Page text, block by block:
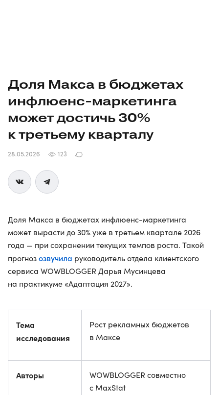
Доля Макса в бюджетах
инфлюенс-маркетинга
может достичь 30%
к третьему кварталу
28.05.2026 123
Доля Макса в бюджетах инфлюенс-маркетинга
может вырасти до 30% уже в третьем квартале 2026
года — при сохранении текущих темпов роста. Такой
прогнозозвучила руководитель отдела клиентского
сервиса WOWBLOGGER Дарья Мусинцева
на практикуме «Адаптация 2027».
Тема
исследования
Рост рекламных бюджетов
в Максе
Авторы
WOWBLOGGER совместно
с MaxStat